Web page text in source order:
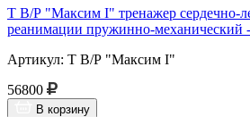
Т В/Р "Максим I" тренажер сердечно-
реанимации пружинно-механический
Артикул: Т В/Р "Максим I"
56800
В корзину